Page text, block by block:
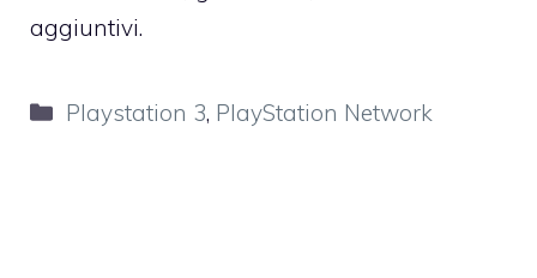
aggiuntivi.
Categorie
Playstation 3, PlayStation Network